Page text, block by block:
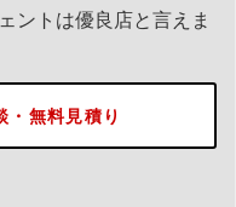
ントは優良店と言えま
・無料見積り